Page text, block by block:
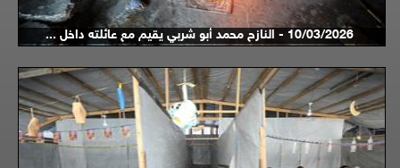
10/03/2026 - النازح محمد أبو شربي يقيم مع عائلته داخل ...